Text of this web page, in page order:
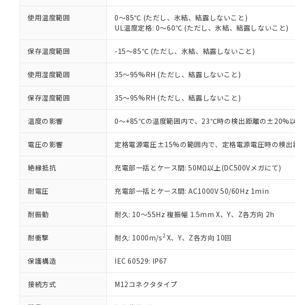
使用温度範囲
0～85℃ (ただし、氷結、結露しないこと)
UL温度定格: 0～60℃ (ただし、氷結、結露しないこと)
保存温度範囲 -15～85℃ (ただし、氷結、結露しないこと)
使用湿度範囲 35～95%RH (ただし、結露しないこと)
保存湿度範囲 35～95%RH (ただし、結露しないこと)
温度の影響 0～+85℃の温度範囲内で、23℃時の検出距離の±20%
電圧の影響 定格電源電圧±15%の範囲内で、定格電源電圧時の検
絶縁抵抗 充電部一括とケース間: 50MΩ以上(DC500Vメガにて)
耐電圧 充電部一括とケース間: AC1000V 50/60Hz 1min
耐振動 耐久: 10～55Hz 複振幅 1.5mm X、Y、Z各方向 2h
耐衝撃 耐久: 1000m/s2X、Y、Z各方向 10回
保護構造 IEC 60529: IP67
接続方式 M12コネクタタイプ
正式な納期状況および標準価格はお
当社販売員にご相談ください。
オムロン制御機器販売店や当社販売拠
在庫状況および標準価格結果を当社
す。
マイパーツ機能（部品リスト作成サ
ている必要があります。
お客様が当ウェブサイト上で当社に
さい。
※当社の共同利用者とは、"個人情報
いる法人を指します。
※2 対応予定月
部品在庫の切り替え状況などにより、予定
※3 非含有証明書ダウンロード
下記の非含有証明書をダウンロードするこ
EU RoHS指令（10物質）の非含有証明書
51物質の非含有証明書（当社基準）
※本証明書は発行日時点で非含有を証明す
また、RoHS指令のフタル酸エステル類４
混在することから備考欄に対応日を記載し
既に当社にて対応品への在庫切替を完了
DEHP(フタル酸ビス(2-エチルヘキシル)) : 1000ppm
※2 環境保護使用期限
「ｅ」：有害物質（10物質）のすべてが基
「10」：通常の使用状況下において有害物
味します。
「－」：未確認です。当社販売部門へお問
当社は、貴社製品を第三者に販売す
また当社は、販売先および販売に係
たしません。
△ 一定数には満たないが在庫あり
機器販売店・当社販売員にご確認
空
白
受注生産機種、また在庫状況の情